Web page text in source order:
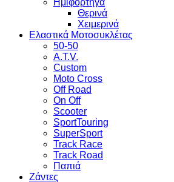
Ημιφορτηγά
Θερινά
Χειμερινά
Ελαστικά Μοτοσυκλέτας
50-50
A.T.V.
Custom
Moto Cross
Off Road
On Off
Scooter
SportTouring
SuperSport
Track Race
Track Road
Παπιά
Ζάντες